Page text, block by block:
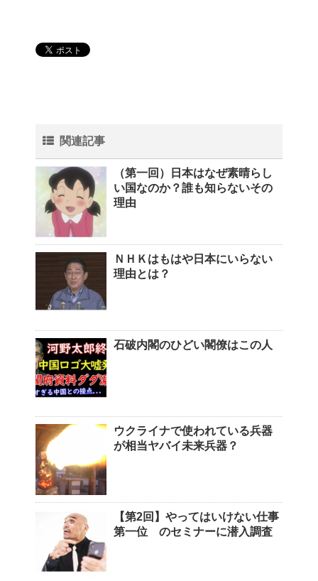
関連記事
（第一回）日本はなぜ素晴らし
い国なのか？誰も知らないその
理由
ＮＨＫはもはや日本にいらない
理由とは？
石破内閣のひどい閣僚はこの人
ウクライナで使われている兵器
が相当ヤバイ未来兵器？
【第2回】やってはいけない仕事
第一位 のセミナーに潜入調査